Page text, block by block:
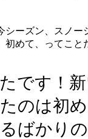
シーズン、スノ
初めて、ってこと
です！
のは初
ばかり